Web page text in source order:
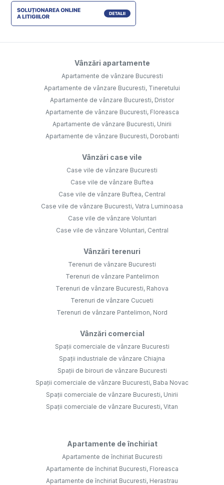
Vânzări apartamente
Apartamente de vânzare Bucuresti
Apartamente de vânzare Bucuresti, Tineretului
Apartamente de vânzare Bucuresti, Dristor
Apartamente de vânzare Bucuresti, Floreasca
Apartamente de vânzare Bucuresti, Unirii
Apartamente de vânzare Bucuresti, Dorobanti
Vânzări case vile
Case vile de vânzare Bucuresti
Case vile de vânzare Buftea
Case vile de vânzare Buftea, Central
Case vile de vânzare Bucuresti, Vatra Luminoasa
Case vile de vânzare Voluntari
Case vile de vânzare Voluntari, Central
Vânzări terenuri
Terenuri de vânzare Bucuresti
Terenuri de vânzare Pantelimon
Terenuri de vânzare Bucuresti, Rahova
Terenuri de vânzare Cucueti
Terenuri de vânzare Pantelimon, Nord
Vânzări comercial
Spații comerciale de vânzare Bucuresti
Spații industriale de vânzare Chiajna
Spații de birouri de vânzare Bucuresti
Spații comerciale de vânzare Bucuresti, Baba Novac
Spații comerciale de vânzare Bucuresti, Unirii
Spații comerciale de vânzare Bucuresti, Vitan
Apartamente de închiriat
Apartamente de închiriat Bucuresti
Apartamente de închiriat Bucuresti, Floreasca
Apartamente de închiriat Bucuresti, Herastrau